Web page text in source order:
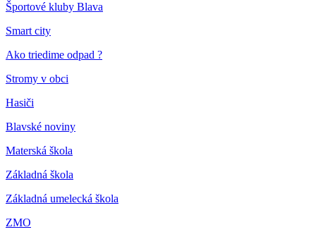
Športové kluby Blava
Smart city
Ako triedime odpad ?
Stromy v obci
Hasiči
Blavské noviny
Materská škola
Základná škola
Základná umelecká škola
ZMO